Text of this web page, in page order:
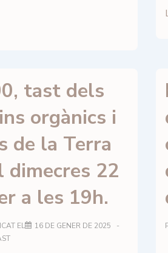
tast dels
orgànics i
de la Terra
22
a les 19h.
EL
16 DE GENER DE 2025